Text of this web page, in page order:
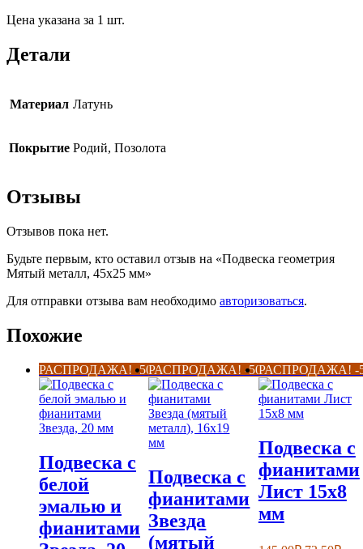
Цена указана за 1 шт.
Детали
Материал Латунь
Покрытие Родий, Позолота
Отзывы
Отзывов пока нет.
Будьте первым, кто оставил отзыв на «Подвеска геометрия
Мятый металл, 45х25 мм»
Для отправки отзыва вам необходимо авторизоваться.
Похожие
РАСПРОДАЖА! -50%
Подвеска с
белой
эмалью и
фианитами
РАСПРОДАЖА! -50%
Подвеска с
фианитами
Звезда
(мятый
РАСПРОДАЖА! -
Подвеска с
фианитами
Лист 15х8
мм